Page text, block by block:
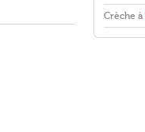
Crèche à